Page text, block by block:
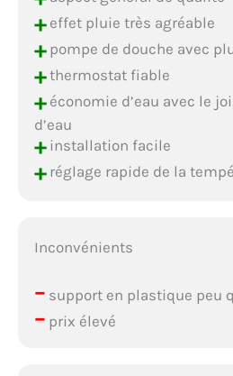
+effet pluie très agréable
+pompe de douche avec
+thermostat fiable
+économie d’eau avec le
d’eau
+installation facile
+réglage rapide de la
Inconvénients
–support en plastique peu
–prix élevé